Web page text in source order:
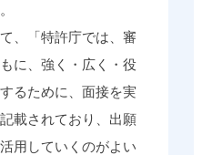
、「特許庁では、審
に、強く・広く・役
るために、面接を実
載されており、出願
用していくのがよい